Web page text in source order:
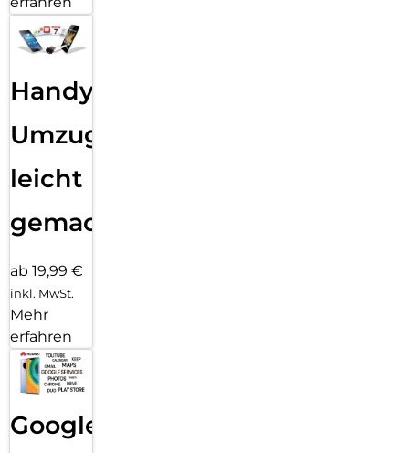
Handy
Umzug
leicht
gemacht!
ab 19,99 €
inkl. MwSt.
Mehr
erfahren
Google